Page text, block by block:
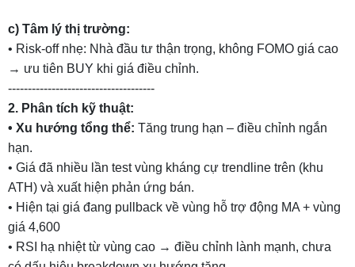
c) Tâm lý thị trường:
• Risk-off nhẹ: Nhà đầu tư thận trọng, không FOMO giá cao
→ ưu tiên BUY khi giá điều chỉnh.
-------------------------------------
2. Phân tích kỹ thuật:
• Xu hướng tổng thể: Tăng trung hạn – điều chỉnh ngắn
hạn.
• Giá đã nhiều lần test vùng kháng cự trendline trên (khu
ATH) và xuất hiện phản ứng bán.
• Hiện tại giá đang pullback về vùng hỗ trợ động MA + vùng
giá 4,600
• RSI hạ nhiệt từ vùng cao → điều chỉnh lành mạnh, chưa